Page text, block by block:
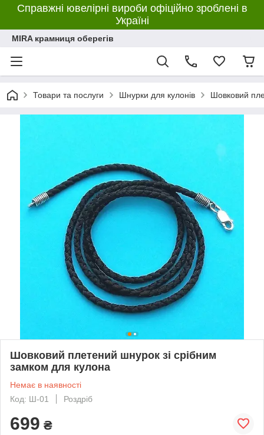
Справжні ювелірні вироби офіційно зроблені в
Україні
MIRA крамниця оберегів
Товари та послуги Шнурки для кулонів Шовковий
Шовковий плетений шнурок зі срібним
замком для кулона
Немає в наявності
Код: Ш-01
Роздріб
699 ₴